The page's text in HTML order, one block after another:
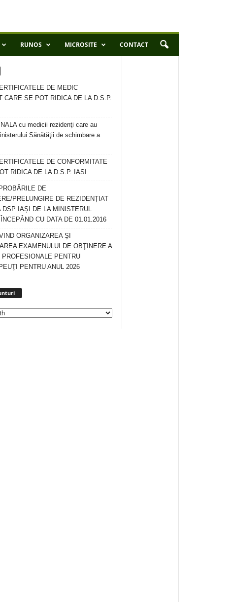
RUNOS MICROSITE CONTACT
DE MEDIC
CARE SE POT RIDICA DE LA D.S.P.
cu medicii rezidenţi care au
Sănătăţii de schimbare a
DE CONFORMITATE
RIDICA DE LA D.S.P. IASI
DE
PRELUNGIRE DE REZIDENȚIAT
DSP IAȘI DE LA MINISTERUL
CU DATA DE 01.01.2016
ORGANIZAREA ŞI
EXAMENULUI DE OBŢINERE A
PROFESIONALE PENTRU
PENTRU ANUL 2026